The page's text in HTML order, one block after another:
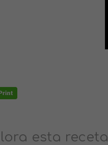
esta receta